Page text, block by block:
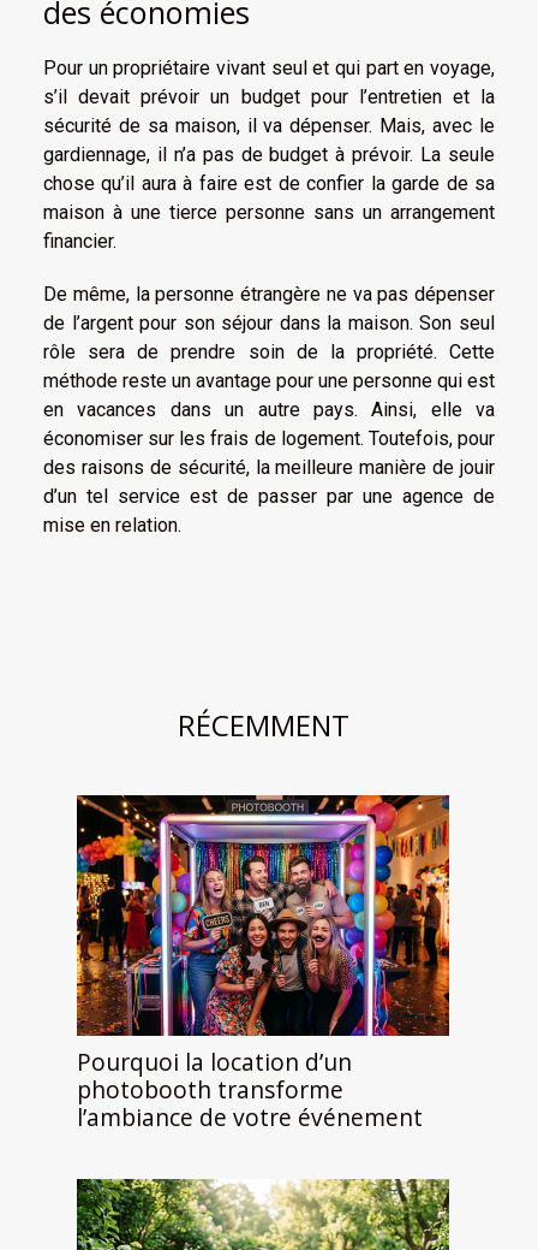
des économies
Pour un propriétaire vivant seul et qui part en voyage,
s’il devait prévoir un budget pour l’entretien et la
sécurité de sa maison, il va dépenser. Mais, avec le
gardiennage, il n’a pas de budget à prévoir. La seule
chose qu’il aura à faire est de confier la garde de sa
maison à une tierce personne sans un arrangement
financier.
De même, la personne étrangère ne va pas dépenser
de l’argent pour son séjour dans la maison. Son seul
rôle sera de prendre soin de la propriété. Cette
méthode reste un avantage pour une personne qui est
en vacances dans un autre pays. Ainsi, elle va
économiser sur les frais de logement. Toutefois, pour
des raisons de sécurité, la meilleure manière de jouir
d’un tel service est de passer par une agence de
mise en relation.
RÉCEMMENT
Pourquoi la location d’un
photobooth transforme
l’ambiance de votre événement